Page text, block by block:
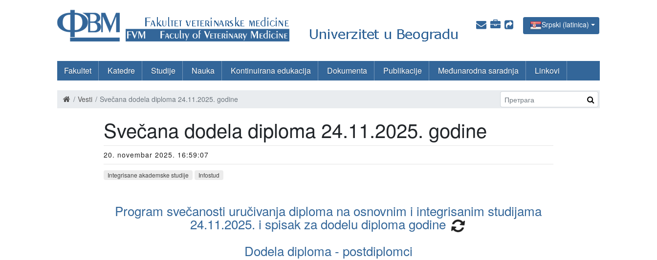
Srpski (latinica)
Fakultet Katedre Studije Nauka Kontinuirana edukacija Dokumenta Publikacije Međunarodna saradnja Linkovi
Vesti Svečana dodela diploma 24.11.2025. godine
Svečana dodela diploma 24.11.2025. godine
20. novembar 2025. 16:59:07
Integrisane akademske studije Infostud
Program svečanosti uručivanja diploma na osnovnim i integrisanim studijama
24.11.2025. i spisak za dodelu diploma godine
Dodela diploma - postdiplomci